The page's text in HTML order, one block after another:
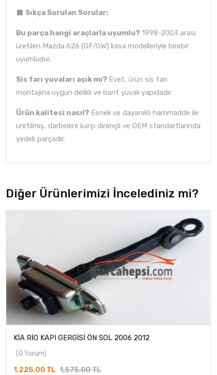
⬛ Sıkça Sorulan Sorular:
Bu parça hangi araçlarla uyumlu? 1998-2003 arası
üretilen Mazda 626 (GF/GW) kasa modelleriyle birebir
uyumludur.
Sis farı yuvaları açık mı? Evet, ürün sis farı
montajına uygun delikli ve bant yuvalı yapıdadır.
Ürün kalitesi nasıl? Esnek ve dayanıklı hammadde ile
üretilmiş, darbelere karşı dirençli ve OEM standartlarında
yedek parçadır.
Diğer Ürünlerimizi İncelediniz mi?
KİA RİO KAPI GERGİSİ ÖN SOL 2006 2012
(0 Yorum)
1,225.00 TL 1,575.00 TL